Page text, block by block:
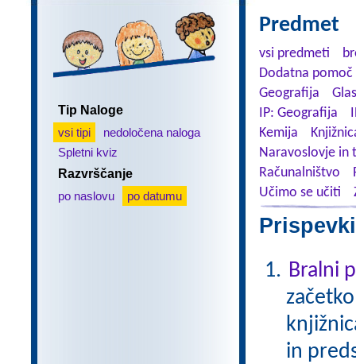
Tip Naloge
vsi tipi
nedoločena naloga
Spletni kviz
Razvrščanje
po naslovu
po datumu
Predmet
vsi predmeti
Dodatna
Geografija
IP: Geografija
Kemija
Naravoslovje in
Računalništvo
Učimo se učiti
Bralni
in